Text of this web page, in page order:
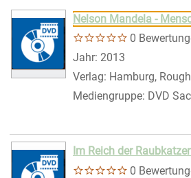
Verfasser-Filter anzeigen
Suchergebnis
Zu den Suchfiltern springen
Nelson Mandela -
0
Suche nach diesem
Jahr: 2013
Verlag: Hamburg,
Mediengruppe: DVD
Im Reich der
0